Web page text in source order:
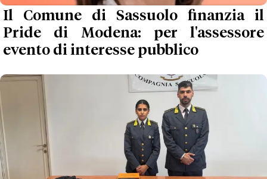
Il Comune di Sassuolo finanzia il
Pride di Modena: per l'assessore
evento di interesse pubblico